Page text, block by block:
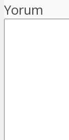
Yorum